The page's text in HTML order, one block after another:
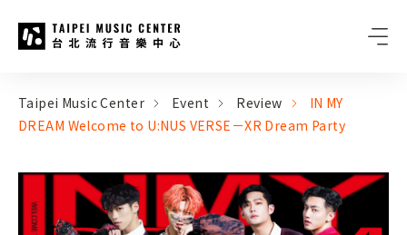
:::
Taipei Music Center Event Review
IN MY
DREAM Welcome to U:NUS VERSE－XR Dream Party